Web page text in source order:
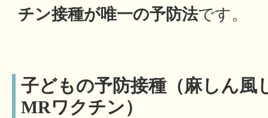
チン接種が唯一の予防法です。
子どもの予防接種（麻しん風
MRワクチン）